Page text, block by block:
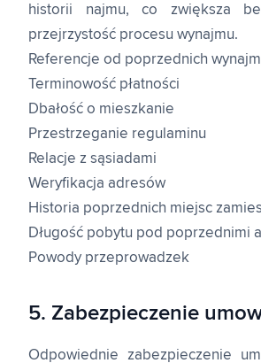
historii najmu, co zwiększa
przejrzystość procesu wynajmu.
Referencje od poprzednich
Terminowość płatności
Dbałość o mieszkanie
Przestrzeganie regulaminu
Relacje z sąsiadami
Weryfikacja adresów
Historia poprzednich miejsc
Długość pobytu pod poprzednimi
Powody przeprowadzek
5. Zabezpieczenie
Odpowiednie zabezpieczenie